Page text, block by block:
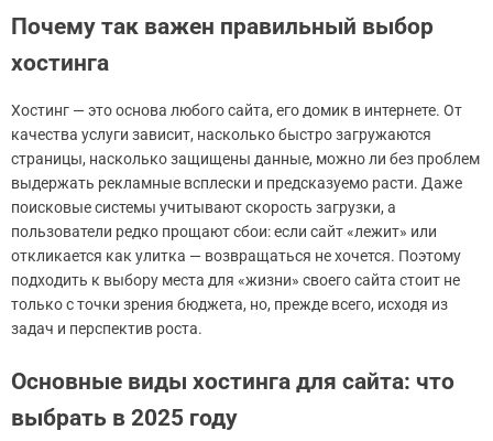
Почему так важен правильный выбор
хостинга
Хостинг — это основа любого сайта, его домик в интернете. От
качества услуги зависит, насколько быстро загружаются
страницы, насколько защищены данные, можно ли без проблем
выдержать рекламные всплески и предсказуемо расти. Даже
поисковые системы учитывают скорость загрузки, а
пользователи редко прощают сбои: если сайт «лежит» или
откликается как улитка — возвращаться не хочется. Поэтому
подходить к выбору места для «жизни» своего сайта стоит не
только с точки зрения бюджета, но, прежде всего, исходя из
задач и перспектив роста.
Основные виды хостинга для сайта: что
выбрать в 2025 году